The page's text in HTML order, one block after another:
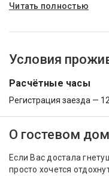
Читать полностью
Условия
Расчётные часы
Регистрация заезда —
О гостевом
Если Вас достала
просто хочется